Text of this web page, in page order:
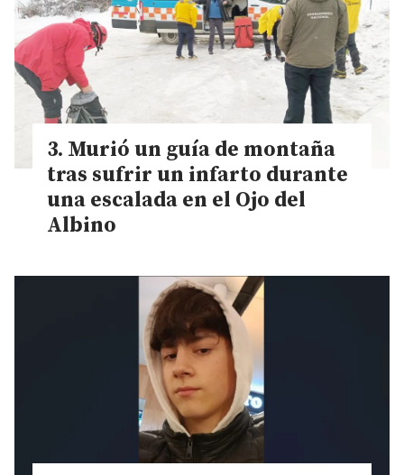
Murió un guía de montaña
tras sufrir un infarto durante
una escalada en el Ojo del
Albino